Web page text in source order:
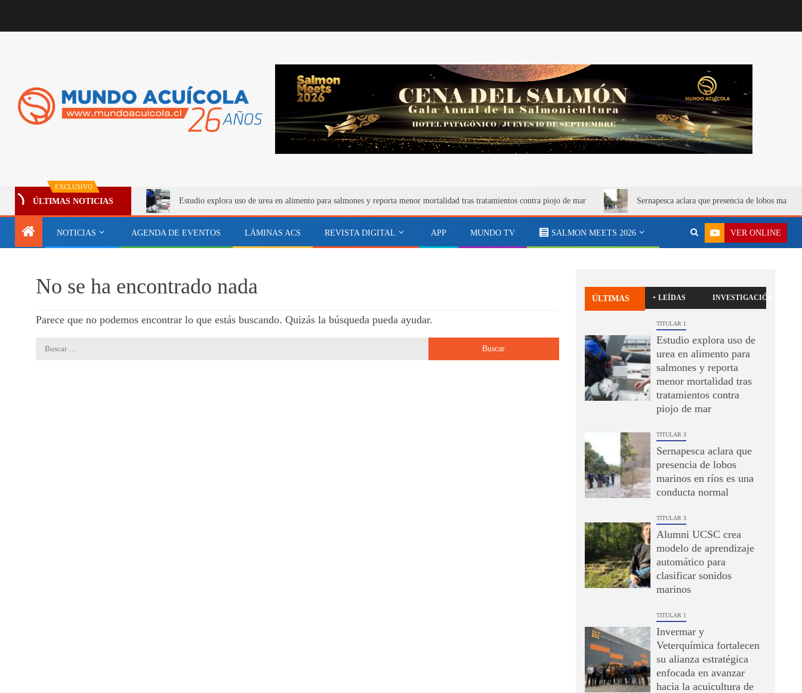
EXCLUSIVO
ÚLTIMAS NOTICIAS Estudio explora uso de urea en alimento para salmones y reporta menor mortalidad tras tratamientos contra piojo de mar Sernapesca aclara que presencia de lobos
NOTICIAS AGENDA DE EVENTOS LÁMINAS ACS REVISTA DIGITAL APP MUNDO TV SALMON MEETS 2026 VER ONLINE
No se ha encontrado nada
Parece que no podemos encontrar lo que estás buscando. Quizás la búsqueda pueda ayudar.
ÚLTIMAS + LEÍDAS INVESTIGACIÓN
TITULAR 1
Estudio explora uso de
urea en alimento para
salmones y reporta
menor mortalidad tras
tratamientos contra
piojo de mar
TITULAR 3
Sernapesca aclara que
presencia de lobos
marinos en ríos es una
conducta normal
TITULAR 3
Alumni UCSC crea
modelo de aprendizaje
automático para
clasificar sonidos
marinos
TITULAR 1
Invermar y
Veterquímica fortalecen
su alianza estratégica
enfocada en avanzar
hacia la acuicultura de